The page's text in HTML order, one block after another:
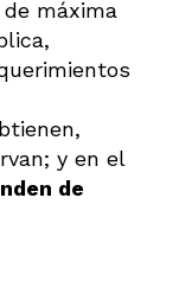
máxima
y en el
de